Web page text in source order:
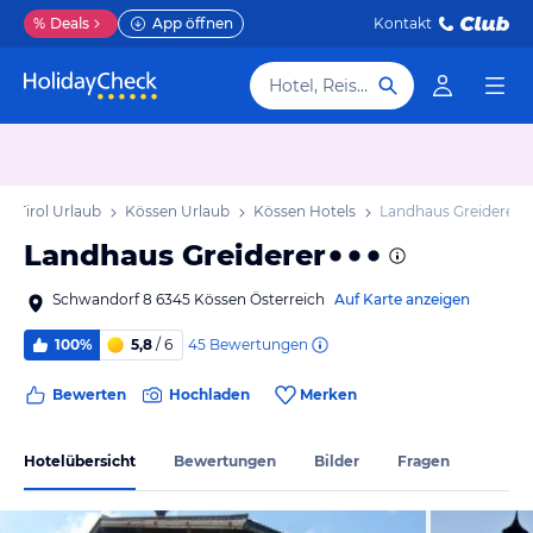
% Deals App öffnen Kontakt
Hotel, Reiseziel
Tirol Urlaub Kössen Urlaub Kössen Hotels Landhaus Greiderer
Landhaus Greiderer
Schwandorf 8 6345 Kössen Österreich Auf Karte anzeigen
100% 5,8 / 6 45 Bewertungen
Bewerten Hochladen Merken
Hotelübersicht Bewertungen Bilder Fragen